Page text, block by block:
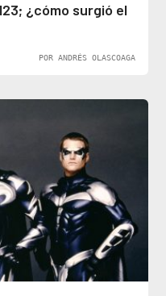
¿cómo surgió el
POR ANDRÉS OLASCOAGA